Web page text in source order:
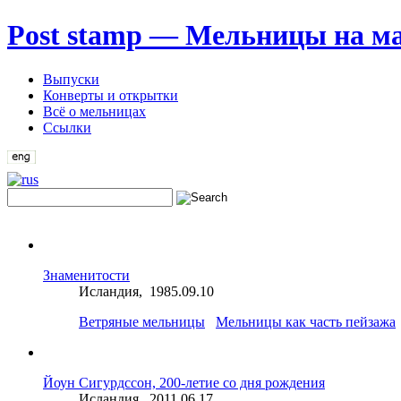
Post stamp — Мельницы на
Выпуски
Конверты и открытки
Всё о мельницах
Ссылки
Знаменитости
Исландия, 1985.09.10
Ветряные мельницы
Мельницы как часть пейзажа
Йоун Сигурдссон, 200-летие со дня рождения